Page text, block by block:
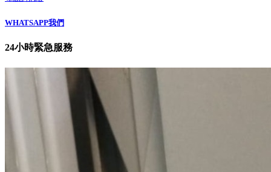
WHATSAPP我們
24小時緊急服務